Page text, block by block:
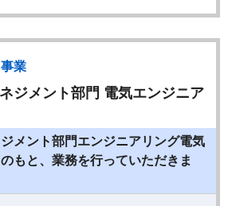
業
ジメント部門 電気エンジニア
メント部門エンジニアリング電気
もと、業務を行っていただきま